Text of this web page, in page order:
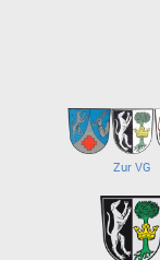
Zur VG